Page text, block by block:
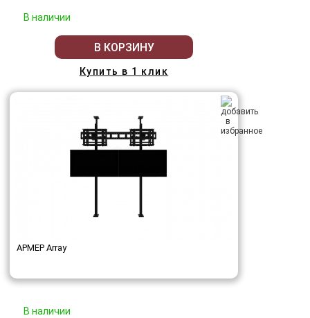
В наличии
В КОРЗИНУ
Купить в 1 клик
АРМЕР Array
В наличии